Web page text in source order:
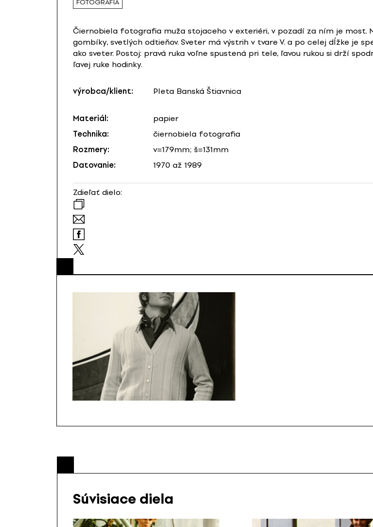
FOTOGRAFIA
Čiernobiela fotografia muža stojaceho v exteriéri, v pozadí za ním je most.
gombíky, svetlých odtieňov. Sveter má výstrih v tvare V. a po celej dĺžke je
ako sveter. Postoj: pravá ruka voľne spustená pri tele, ľavou rukou si drží
ľavej ruke hodinky.
výrobca/klient: Pleta Banská Štiavnica
Materiál:
papier
Technika:
čiernobiela fotografia
Rozmery:
v=179mm; š=131mm
Datovanie:
1970 až 1989
Zdieľať dielo:
Súvisiace diela